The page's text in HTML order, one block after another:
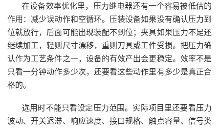
在设备效率优化里，压力继电器还有一个容易被低估的
作用：减少误动作和空循环。压装设备如果没有确认压力到
位就放行，后面可能出现装配不到位；夹具如果压力不足还
继续加工，轻则尺寸漂移，重则刀具或工件受损。把压力确
认作为工艺条件之一，设备的有效产出会更稳定。效率不是
只看一分钟动作多少次，还要看这些动作里有多少是真正合
格的。
选用时不能只看设定压力范围。实际项目里还要看压力
波动、开关迟滞、响应速度、接口规格、触点容量、信号类